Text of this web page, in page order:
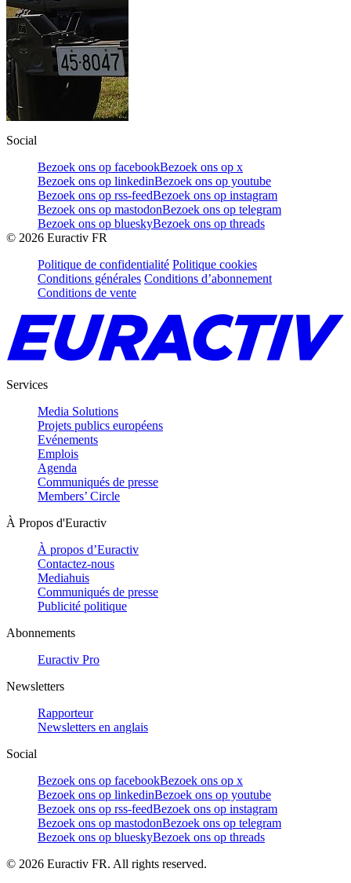
Social
Bezoek ons op facebookBezoek ons op x
Bezoek ons op linkedinBezoek ons op youtube
Bezoek ons op rss-feedBezoek ons op instagram
Bezoek ons op mastodonBezoek ons op telegram
Bezoek ons op blueskyBezoek ons op threads
© 2026 Euractiv FR
Politique de confidentialité Politique cookies
Conditions générales Conditions d’abonnement
Conditions de vente
Services
Media Solutions
Projets publics européens
Evénements
Emplois
Agenda
Communiqués de presse
Members’ Circle
À Propos d'Euractiv
À propos d’Euractiv
Contactez-nous
Mediahuis
Communiqués de presse
Publicité politique
Abonnements
Euractiv Pro
Newsletters
Rapporteur
Newsletters en anglais
Social
Bezoek ons op facebookBezoek ons op x
Bezoek ons op linkedinBezoek ons op youtube
Bezoek ons op rss-feedBezoek ons op instagram
Bezoek ons op mastodonBezoek ons op telegram
Bezoek ons op blueskyBezoek ons op threads
© 2026 Euractiv FR. All rights reserved.